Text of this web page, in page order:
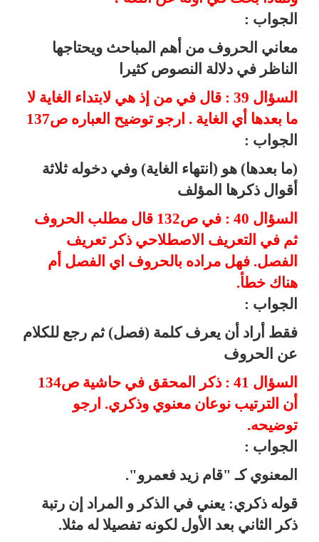
الجواب :
معاني الحروف من أهم المباحث ويحتاجها
الناظر في دلالة النصوص كثيرا
السؤال 39 : قال في من إذ هي لابتداء الغاية لا
ما بعدها أي الغاية . ارجو توضيح العباره ص137
الجواب :
(ما بعدها) هو (انتهاء الغاية) وفي دخوله ثلاثة
أقوال ذكرها المؤلف
السؤال 40 : في ص132 قال مطلب الحروف
ثم في التعريف الاصطلاحي ذكر تعريف
الفصل. فهل مراده بالحروف اي الفصل أم
هناك خطأ.
الجواب :
فقط أراد أن يعرف كلمة (فصل) ثم رجع للكلام
عن الحروف
السؤال 41 : ذكر المحقق في حاشية ص134
أن الترتيب نوعان معنوي وذكري. ارجو
توضيحه.
الجواب :
المعنوي كـ "قام زيد فعمرو".
قوله ذكري: يعني في الذكر و المراد إن رتبة
ذكر الثاني بعد الأول لكونه تفصيلا له مثلا.